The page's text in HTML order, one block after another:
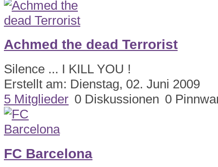
Achmed the dead Terrorist
Silence ... I KILL YOU !
Erstellt am: Dienstag, 02. Juni 2009
5 Mitglieder 0 Diskussionen 0
FC Barcelona